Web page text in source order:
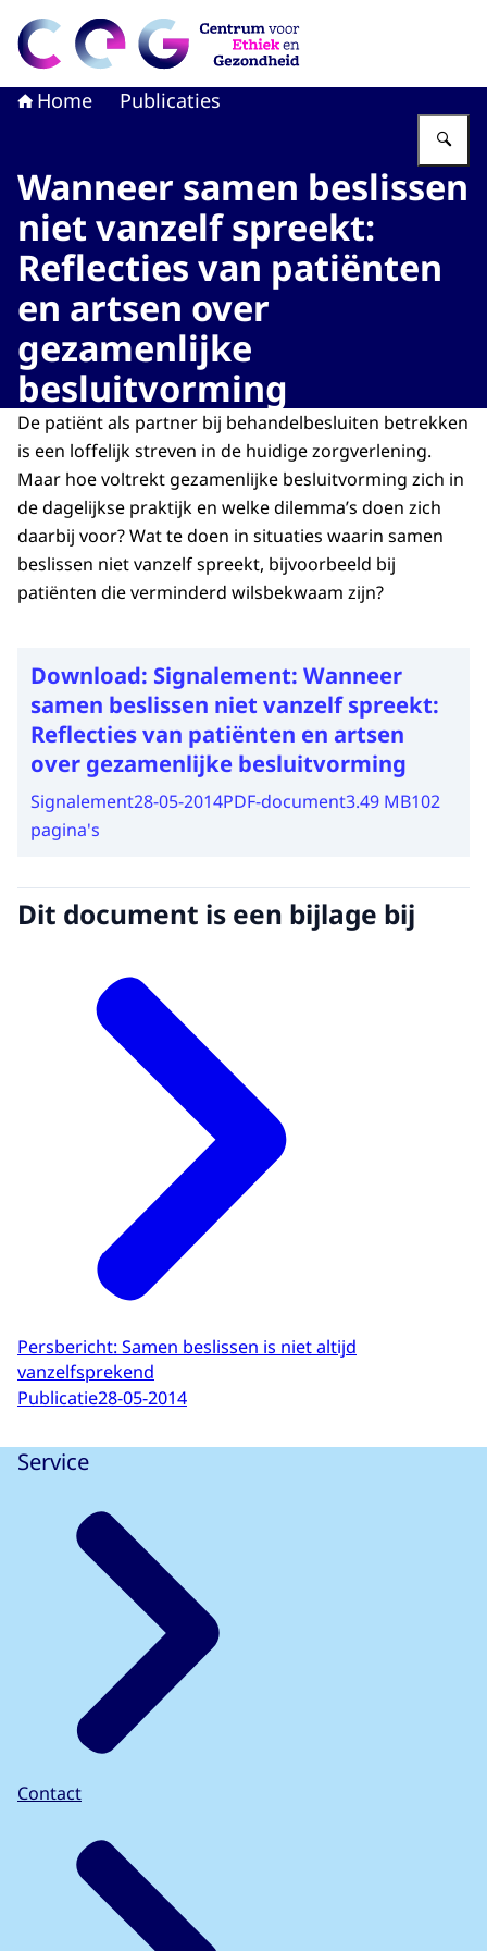
Naar de homepage van CEG - Centrum voor Ethiek en
Home Publicaties
Wanneer samen beslissen
niet vanzelf spreekt:
Reflecties van patiënten
en artsen over
gezamenlijke
besluitvorming
De patiënt als partner bij behandelbesluiten betrekken
is een loffelijk streven in de huidige zorgverlening.
Maar hoe voltrekt gezamenlijke besluitvorming zich in
de dagelijkse praktijk en welke dilemma’s doen zich
daarbij voor? Wat te doen in situaties waarin samen
beslissen niet vanzelf spreekt, bijvoorbeeld bij
patiënten die verminderd wilsbekwaam zijn?
Download: Signalement: Wanneer
samen beslissen niet vanzelf spreekt:
Reflecties van patiënten en artsen
over gezamenlijke besluitvorming
Signalement28-05-2014PDF-document3.49 MB102
pagina's
Dit document is een bijlage bij
Persbericht: Samen beslissen is niet altijd
vanzelfsprekend
Publicatie28-05-2014
Service
Contact